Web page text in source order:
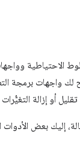
الاحتياطية
لك واجهات برمجة
أو إزالة
إليك بعض